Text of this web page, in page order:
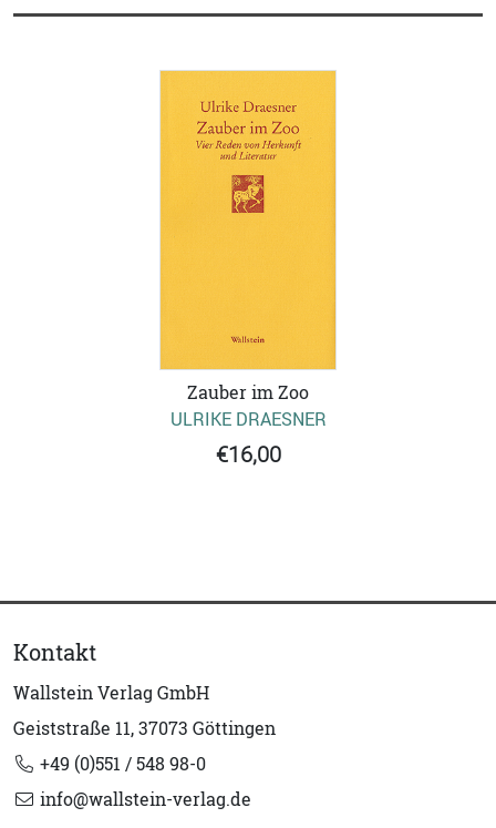
Zauber im Zoo
ULRIKE DRAESNER
€16,00
Kontakt
Wallstein Verlag GmbH
Geiststraße 11, 37073 Göttingen
+49 (0)551 / 548 98-0
info@wallstein-verlag.de